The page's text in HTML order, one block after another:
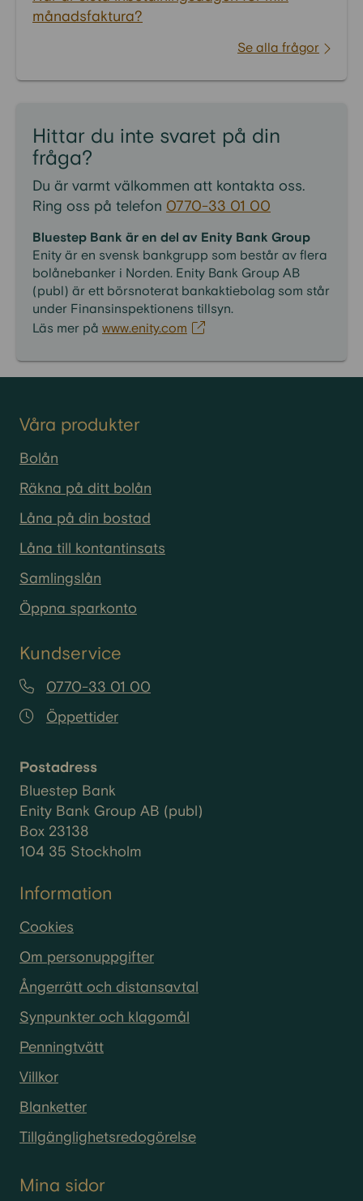
månadsfaktura?
Se alla frågor
Hittar du inte svaret på din
fråga?
Du är varmt välkommen att kontakta oss.
Ring oss på telefon 0770-33 01 00
Bluestep Bank är en del av Enity Bank Group
Enity är en svensk bankgrupp som består av flera
bolånebanker i Norden. Enity Bank Group AB
(publ) är ett börsnoterat bankaktiebolag som står
under Finansinspektionens tillsyn.
Läs mer på www.enity.com
Våra produkter
Bolån
Räkna på ditt bolån
Låna på din bostad
Låna till kontantinsats
Samlingslån
Öppna sparkonto
Kundservice
0770-33 01 00
Öppettider
Postadress
Bluestep Bank
Enity Bank Group AB (publ)
Box 23138
104 35 Stockholm
Information
Cookies
Om personuppgifter
Ångerrätt och distansavtal
Synpunkter och klagomål
Penningtvätt
Villkor
Blanketter
Tillgänglighetsredogörelse
Mina sidor